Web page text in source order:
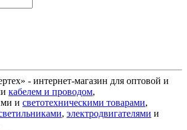
- интернет-магазин для оптовой и
кабелем и проводом,
и светотехническими товарами,
, электродвигателями и